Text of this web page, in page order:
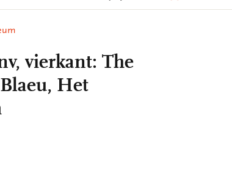
vierkant: The
Het